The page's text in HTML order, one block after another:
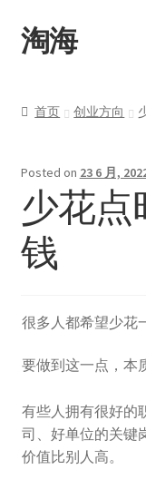
淘海
产品
Upwork
联系
我的帐户
登录
首页 创业方向
Posted on 23 6 月,
少花点
钱
很多人都希望少花
要做到这一点，本
有些人拥有很好的
司、好单位的关键
价值比别人高。